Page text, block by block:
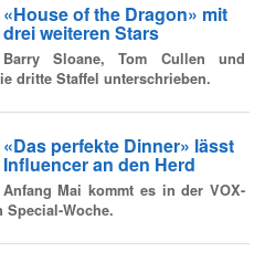
«House of the Dragon» mit
drei weiteren Stars
Barry Sloane, Tom Cullen und
dritte Staffel unterschrieben.
«Das perfekte Dinner» lässt
Influencer an den Herd
Anfang Mai kommt es in der VOX-
Special-Woche.